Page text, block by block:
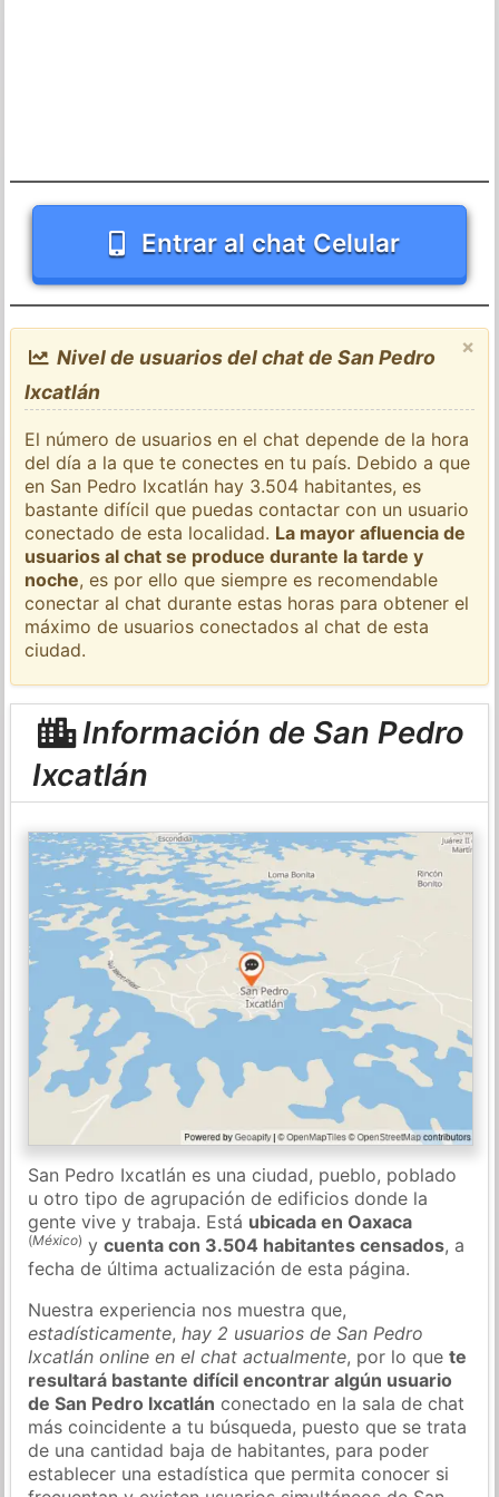
Entrar al chat Celular
×
Nivel de usuarios del chat de San Pedro
Ixcatlán
El número de usuarios en el chat depende de la hora
del día a la que te conectes en tu país. Debido a que
en San Pedro Ixcatlán hay 3.504 habitantes, es
bastante difícil que puedas contactar con un usuario
conectado de esta localidad. La mayor afluencia de
usuarios al chat se produce durante la tarde y
noche, es por ello que siempre es recomendable
conectar al chat durante estas horas para obtener el
máximo de usuarios conectados al chat de esta
ciudad.
Información de San Pedro
Ixcatlán
San Pedro Ixcatlán es una ciudad, pueblo, poblado
u otro tipo de agrupación de edificios donde la
gente vive y trabaja. Está ubicada en Oaxaca
(México) ycuenta con 3.504 habitantes censados, a
fecha de última actualización de esta página.
Nuestra experiencia nos muestra que,
estadísticamente,hay 2 usuarios de San Pedro
Ixcatlán online en el chat actualmente, por lo quete
resultará bastante difícil encontrar algún usuario
de San Pedro Ixcatlán conectado en la sala de chat
más coincidente a tu búsqueda, puesto que se trata
de una cantidad baja de habitantes, para poder
establecer una estadística que permita conocer si